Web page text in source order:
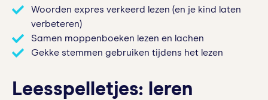
Woorden expres verkeerd lezen (en je kind laten
verbeteren)
Samen moppenboeken lezen en lachen
Gekke stemmen gebruiken tijdens het lezen
Leesspelletjes: leren